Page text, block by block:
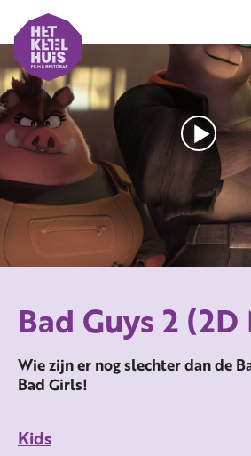
Bad Guys 2 (2D
Wie zijn er nog slechter dan de
Bad Girls!
Kids